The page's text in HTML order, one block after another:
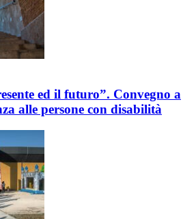
ed il futuro”. Convegno a
alle persone con disabilità